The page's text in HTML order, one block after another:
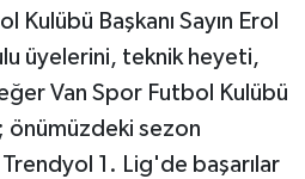
Kulübü Başkanı Sayın Erol
üyelerini, teknik heyeti,
Van Spor Futbol Kulübü
önümüzdeki sezon
1. Lig'de başarılar